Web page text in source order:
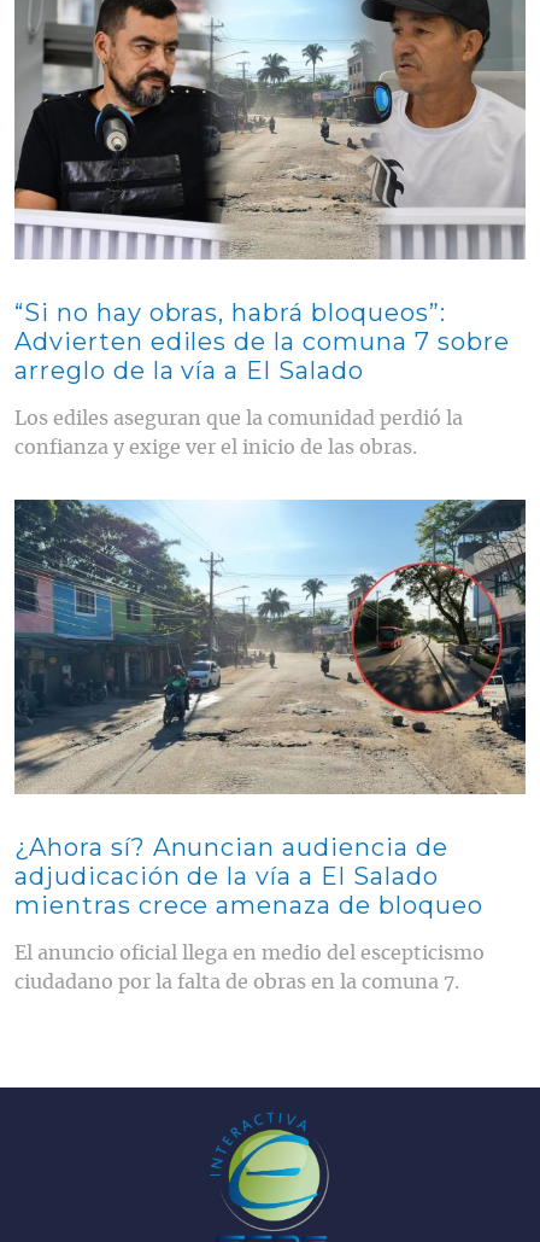
“Si no hay obras, habrá bloqueos”:
Advierten ediles de la comuna 7 sobre
arreglo de la vía a El Salado
Los ediles aseguran que la comunidad perdió la
confianza y exige ver el inicio de las obras.
Contenido multimedia principal
¿Ahora sí? Anuncian audiencia de
adjudicación de la vía a El Salado
mientras crece amenaza de bloqueo
El anuncio oficial llega en medio del escepticismo
ciudadano por la falta de obras en la comuna 7.